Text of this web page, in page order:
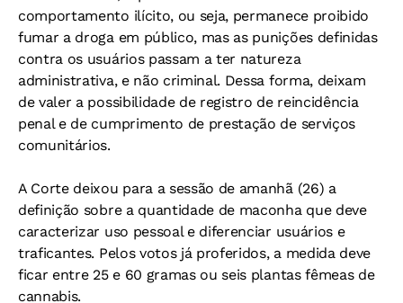
comportamento ilícito, ou seja, permanece proibido
fumar a droga em público, mas as punições definidas
contra os usuários passam a ter natureza
administrativa, e não criminal. Dessa forma, deixam
de valer a possibilidade de registro de reincidência
penal e de cumprimento de prestação de serviços
comunitários.
A Corte deixou para a sessão de amanhã (26) a
definição sobre a quantidade de maconha que deve
caracterizar uso pessoal e diferenciar usuários e
traficantes. Pelos votos já proferidos, a medida deve
ficar entre 25 e 60 gramas ou seis plantas fêmeas de
cannabis.